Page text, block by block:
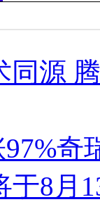
同源
奇
于8月